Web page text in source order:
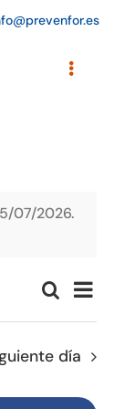
Toggle
07/2026.
Buscar
vistas
de
Día
día